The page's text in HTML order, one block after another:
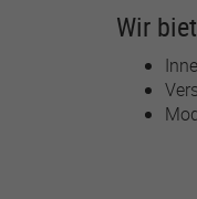
Wir